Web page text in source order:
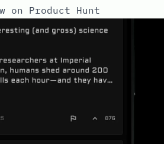
on Product Hunt